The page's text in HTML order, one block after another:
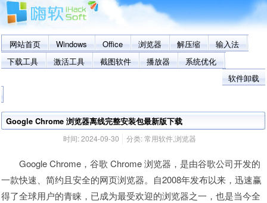
网站首页 Windows Office 浏览器 解压缩
输入法
下载工具
激活工具 截图软件 播放器
系统优化
软件卸载
Google Chrome 浏览器离线完整安装包最新版下载
时间:2024-09-30 分类:常用软件,浏览器
Google Chrome，谷歌 Chrome 浏览器，是由谷歌公司开发的
一款快速、简约且安全的网页浏览器。自2008年发布以来，迅速赢
得了全球用户的青睐，已成为最受欢迎的浏览器之一，也是当今全